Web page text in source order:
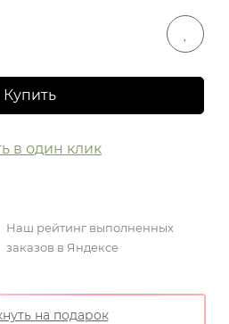
Купить
в один клик
Наш рейтинг выполненных
заказов в Яндексе
на подарок